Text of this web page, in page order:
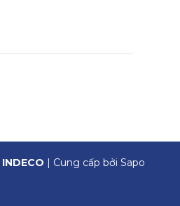
INDECO | Cung cấp bởi Sapo